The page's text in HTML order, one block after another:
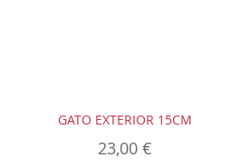
GATO EXTERIOR 15CM
23,00 €